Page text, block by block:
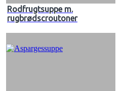
Rodfrugtsuppe m.
rugbrødscroutoner